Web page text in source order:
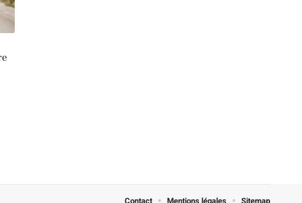
Contact Mentions légales Sitemap